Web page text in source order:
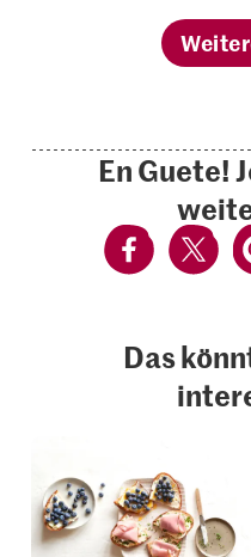
En Guete!
Das